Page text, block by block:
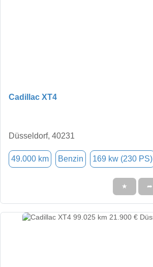
Cadillac XT4
Düsseldorf, 40231
49.000 km Benzin 169 kw (230 PS)
★ ➦